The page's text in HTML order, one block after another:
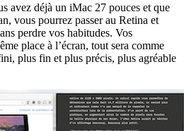
avez déjà un iMac 27 pouces et que
vous pourrez passer au Retina et
perdre vos habitudes. Vos
place à l’écran, tout sera comme
plus fin et plus précis, plus agréable